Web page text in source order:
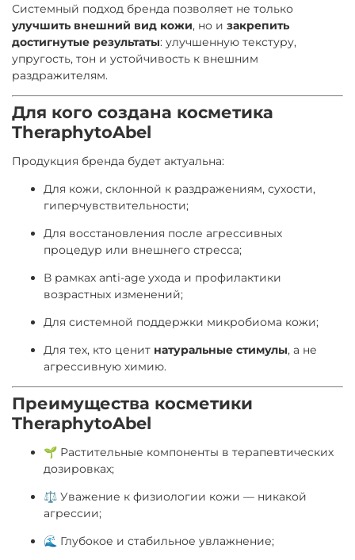
Системный подход бренда позволяет не только
улучшить внешний вид кожи, но и закрепить
достигнутые результаты: улучшенную текстуру,
упругость, тон и устойчивость к внешним
раздражителям.
Для кого создана косметика
TheraphytoAbel
Продукция бренда будет актуальна:
Для кожи, склонной к раздражениям, сухости,
гиперчувствительности;
Для восстановления после агрессивных
процедур или внешнего стресса;
В рамках anti-age ухода и профилактики
возрастных изменений;
Для системной поддержки микробиома кожи;
Для тех, кто ценит натуральные стимулы, а не
агрессивную химию.
Преимущества косметики
TheraphytoAbel
🌱 Растительные компоненты в терапевтических
дозировках;
⚖ Уважение к физиологии кожи — никакой
агрессии;
🌊 Глубокое и стабильное увлажнение;